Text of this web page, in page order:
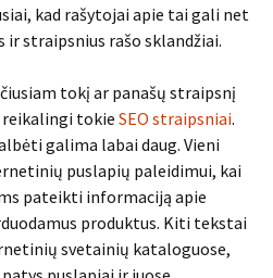
kad rašytojai apie tai gali net
straipsnius rašo sklandžiai.
tokį ar panašų straipsnį
reikalingi tokie SEO straipsniai.
galima labai daug. Vieni
puslapių paleidimui, kai
pateikti informaciją apie
produktus. Kiti tekstai
svetainių kataloguose,